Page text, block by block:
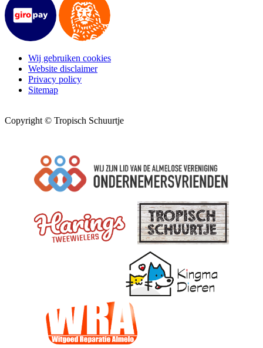
Wij gebruiken cookies
Website disclaimer
Privacy policy
Sitemap
Copyright © Tropisch Schuurtje